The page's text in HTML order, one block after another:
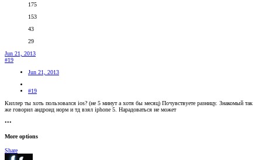
175
153
43
29
Jun 21, 2013
#19
Jun 21, 2013
#19
Киллер ты хоть пользовался ios? (не 5 минут а хотя бы месяц) Почувствуете разницу. Знакомый так
же говорил андроид норм и тд взял iphone 5. Нарадоваться не может
•••
More options
Share